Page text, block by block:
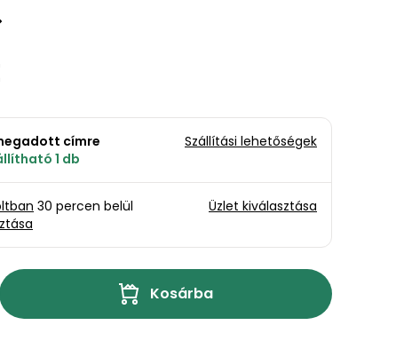
címre
1 db
Szállítási lehetőségek
30 percen belül
Üzlet kiválasztása
Kosárba